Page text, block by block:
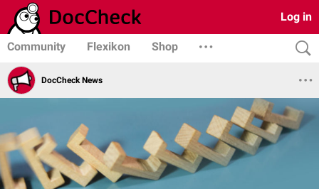
Log in
Community Flexikon Shop
DocCheck News